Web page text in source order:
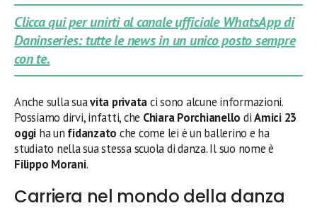
Clicca qui per unirti al canale ufficiale WhatsApp di
Daninseries: tutte le news in un unico posto sempre
con te.
Anche sulla suavita privataci sono alcune informazioni.
Possiamo dirvi, infatti, che Chiara Porchianello diAmici 23
oggi ha un fidanzato che come lei è un ballerino e ha
studiato nella sua stessa scuola di danza. Il suo nome è
Filippo Morani.
Carriera nel mondo della danza